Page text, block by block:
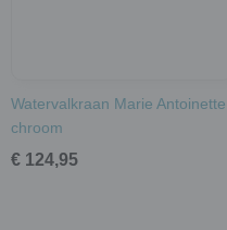
Watervalkraan Marie Antoinette
chroom
€ 124,95